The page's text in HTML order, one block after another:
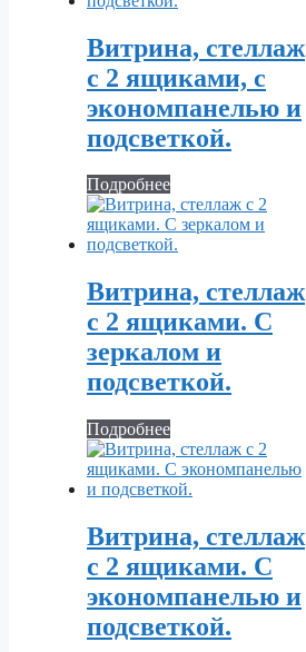
Витрина, стеллаж
с 2 ящиками, с
экономпанелью и
подсветкой.
Подробнее
Витрина, стеллаж
с 2 ящиками. С
зеркалом и
подсветкой.
Подробнее
Витрина, стеллаж
с 2 ящиками. С
экономпанелью и
подсветкой.